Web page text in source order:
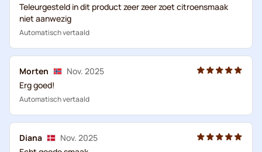
Teleurgesteld in dit product zeer zeer zoet citroensmaak
niet aanwezig
Automatisch vertaald
Morten
Nov. 2025
Erg goed!
Automatisch vertaald
Diana
Nov. 2025